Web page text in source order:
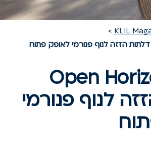
KLIL
Open
לנוף פנורמי